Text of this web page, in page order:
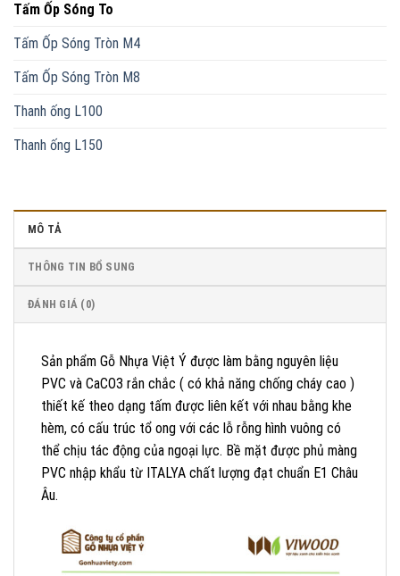
Tấm Ốp Sóng To
Tấm Ốp Sóng Tròn M4
Tấm Ốp Sóng Tròn M8
Thanh ống L100
Thanh ống L150
MÔ TẢ
THÔNG TIN BỔ SUNG
ĐÁNH GIÁ (0)
Sản phẩm Gỗ Nhựa Việt Ý được làm bằng nguyên liệu
PVC và CaCO3 rắn chắc ( có khả năng chống cháy cao )
thiết kế theo dạng tấm được liên kết với nhau bằng khe
hèm, có cấu trúc tổ ong với các lỗ rỗng hình vuông có
thể chịu tác động của ngoại lực. Bề mặt được phủ màng
PVC nhập khẩu từ ITALYA chất lượng đạt chuẩn E1 Châu
Âu.